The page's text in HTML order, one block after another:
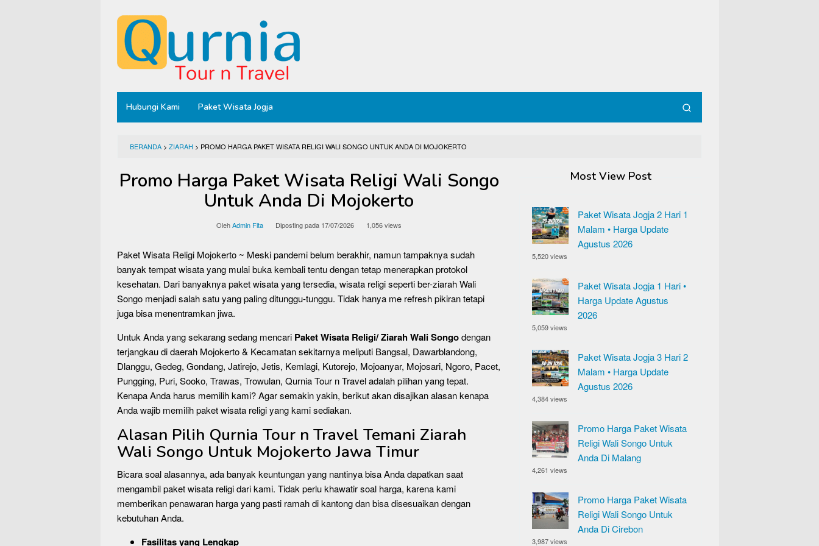
konten
Hubungi Kami Paket Wisata Jogja
BERANDA > ZIARAH > PROMO HARGA PAKET WISATA RELIGI WALI SONGO UNTUK ANDA DI MOJOKERTO
Promo Harga Paket Wisata Religi Wali Songo
Untuk Anda Di Mojokerto
OlehAdmin Fita Diposting pada 17/07/2026 1,056 views
Paket Wisata Religi Mojokerto ~ Meski pandemi belum berakhir, namun tampaknya sudah
banyak tempat wisata yang mulai buka kembali tentu dengan tetap menerapkan protokol
kesehatan. Dari banyaknya paket wisata yang tersedia, wisata religi seperti ber-ziarah Wali
Songo menjadi salah satu yang paling ditunggu-tunggu. Tidak hanya me refresh pikiran tetapi
juga bisa menentramkan jiwa.
Untuk Anda yang sekarang sedang mencari Paket Wisata Religi/ Ziarah Wali Songodengan
terjangkau di daerah Mojokerto & Kecamatan sekitarnya meliputi Bangsal, Dawarblandong,
Dlanggu, Gedeg, Gondang, Jatirejo, Jetis, Kemlagi, Kutorejo, Mojoanyar, Mojosari, Ngoro, Pacet,
Pungging, Puri, Sooko, Trawas, Trowulan, Qurnia Tour n Travel adalah pilihan yang tepat.
Kenapa Anda harus memilih kami? Agar semakin yakin, berikut akan disajikan alasan kenapa
Anda wajib memilih paket wisata religi yang kami sediakan.
Alasan Pilih Qurnia Tour n Travel Temani Ziarah
Wali Songo Untuk Mojokerto Jawa Timur
Bicara soal alasannya, ada banyak keuntungan yang nantinya bisa Anda dapatkan saat
mengambil paket wisata religi dari kami. Tidak perlu khawatir soal harga, karena kami
memberikan penawaran harga yang pasti ramah di kantong dan bisa disesuaikan dengan
kebutuhan Anda.
Fasilitas yang Lengkap
Most View Post
Paket Wisata Jogja 2 Hari 1
Malam • Harga Update
Agustus 2026
5,520 views
Paket Wisata Jogja 1 Hari •
Harga Update Agustus
2026
5,059 views
Paket Wisata Jogja 3 Hari 2
Malam • Harga Update
Agustus 2026
4,384 views
Promo Harga Paket Wisata
Religi Wali Songo Untuk
Anda Di Malang
4,261 views
Promo Harga Paket Wisata
Religi Wali Songo Untuk
Anda Di Cirebon
3,987 views